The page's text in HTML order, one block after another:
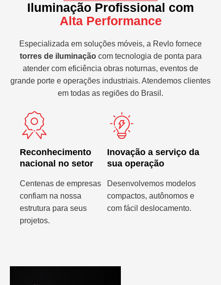
Iluminação Profissional com
Alta Performance
Especializada em soluções móveis, a Revlo fornece
torres de iluminaçãocom tecnologia de ponta para
atender com eficiência obras noturnas, eventos de
grande porte e operações industriais. Atendemos clientes
em todas as regiões do Brasil.
Reconhecimento
nacional no setor
Centenas de empresas
confiam na nossa
estrutura para seus
projetos.
Inovação a serviço da
sua operação
Desenvolvemos modelos
compactos, autônomos e
com fácil deslocamento.